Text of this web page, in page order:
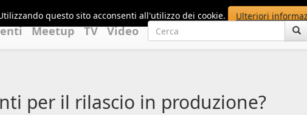
questo sito acconsenti all'utilizzo dei cookie. Ulteriori
Meetup TV Video
per il rilascio in produzione?